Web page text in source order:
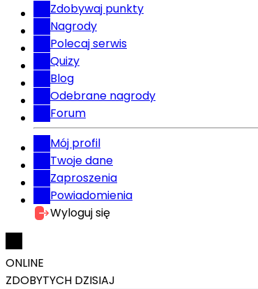
Zdobywaj punkty
Nagrody
Polecaj serwis
Quizy
Blog
Odebrane nagrody
Forum
Mój profil
Twoje dane
Zaproszenia
Powiadomienia
Wyloguj się
ONLINE
ZDOBYTYCH DZISIAJ